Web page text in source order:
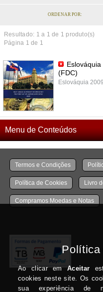
ORDENAR POR:
Resultado: 1 a 1 de 1 produto(s)
Página 1 de 1
(FDC)
Eslováquia
Menu de Conteúdos
Termos e Condições
Política de Cookies Livro
Compramos Moedas e Notas